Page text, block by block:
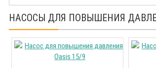
НАСОСЫ ДЛЯ ПОВЫШЕНИЯ